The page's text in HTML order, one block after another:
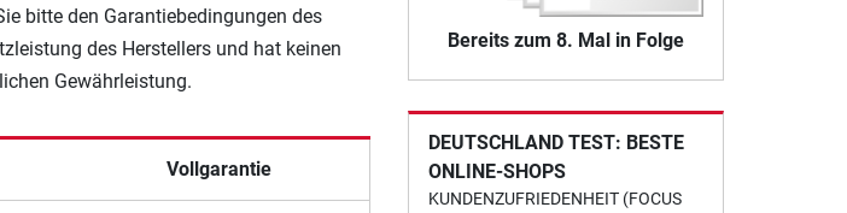
bitte den Garantiebedingungen des
des Herstellers und hat keinen
Gewährleistung.
Vollgarantie
Bereits zum 8. Mal in Folge
DEUTSCHLAND TEST: BESTE
ONLINE-SHOPS
KUNDENZUFRIEDENHEIT (FOCUS